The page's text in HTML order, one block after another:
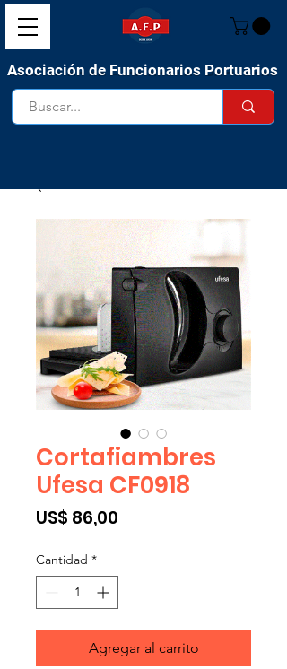
Asociación de Funcionarios Portuarios
Cortafiambres
Ufesa CF0918
US$ 86,00
Cantidad *
Agregar al carrito